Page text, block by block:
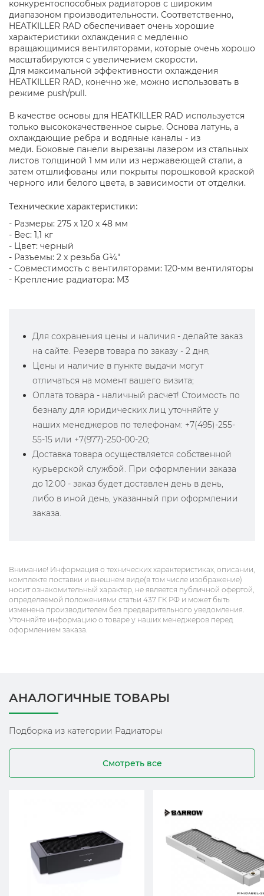
конкурентоспособных радиаторов с широким
диапазоном производительности. Соответственно,
HEATKILLER RAD обеспечивает очень хорошие
характеристики охлаждения с медленно
вращающимися вентиляторами, которые очень хорошо
масштабируются с увеличением скорости.
Для максимальной эффективности охлаждения
HEATKILLER RAD, конечно же, можно использовать в
режиме push/pull.
В качестве основы для HEATKILLER RAD используется
только высококачественное сырье. Основа латунь, а
охлаждающие ребра и водяные каналы - из
меди. Боковые панели вырезаны лазером из стальных
листов толщиной 1 мм или из нержавеющей стали, а
затем отшлифованы или покрыты порошковой краской
черного или белого цвета, в зависимости от отделки.
Технические характеристики:
- Размеры: 275 x 120 x 48 мм
- Вес: 1,1 кг
- Цвет: черный
- Разъемы: 2 x резьба G¼"
- Совместимость с вентиляторами: 120-мм вентиляторы
- Крепление радиатора: M3
Для сохранения цены и наличия - делайте заказ
на сайте. Резерв товара по заказу - 2 дня;
Цены и наличие в пункте выдачи могут
отличаться на момент вашего визита;
Оплата товара - наличный расчет! Стоимость по
безналу для юридических лиц уточняйте у
наших менеджеров по телефонам: +7(495)-255-
55-15 или +7(977)-250-00-20;
Доставка товара осуществляется собственной
курьерской службой. При оформлении заказа
до 12:00 - заказ будет доставлен день в день,
либо в иной день, указанный при оформлении
заказа.
Внимание! Информация о технических характеристиках, описании,
комплекте поставки и внешнем виде(в том числе изображение)
носит ознакомительный характер, не является публичной офертой,
определяемой положениями статьи 437 ГК РФ и может быть
изменена производителем без предварительного уведомления.
Уточняйте информацию о товаре у наших менеджеров перед
оформлением заказа.
АНАЛОГИЧНЫЕ ТОВАРЫ
Подборка из категории Радиаторы
Смотреть все